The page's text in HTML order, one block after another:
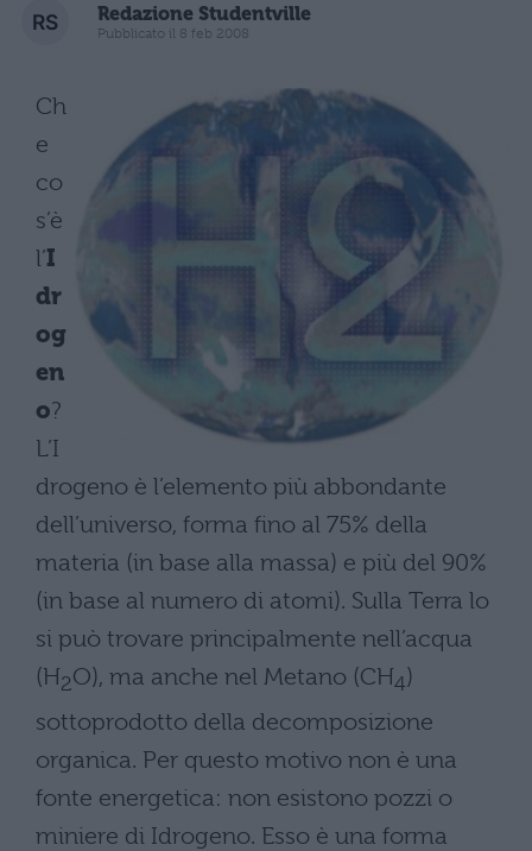
Redazione Studentville
Pubblicato il 8 feb 2008
Ch
e
co
s’è
l’I
dr
og
en
o?
L’I
drogeno è l’elemento più abbondante
dell’universo, forma fino al 75% della
materia (in base alla massa) e più del 90%
(in base al numero di atomi). Sulla Terra lo
si può trovare principalmente nell’acqua
(H2O), ma anche nel Metano (CH4)
sottoprodotto della decomposizione
organica. Per questo motivo non è una
fonte energetica: non esistono pozzi o
miniere di Idrogeno. Esso è una forma